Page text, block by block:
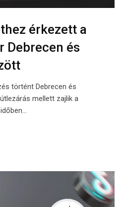
érkezett a
Debrecen és
történt Debrecen és
mellett zajlik a